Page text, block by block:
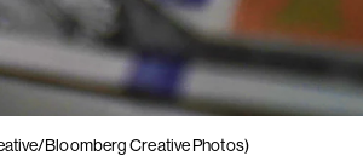
Bloomberg Creative Photos)